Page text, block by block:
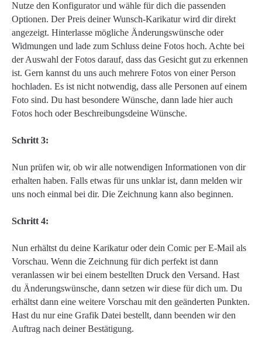
Nutze den Konfigurator und wähle für dich die passenden
Optionen. Der Preis deiner Wunsch-Karikatur wird dir direkt
angezeigt. Hinterlasse mögliche Änderungswünsche oder
Widmungen und lade zum Schluss deine Fotos hoch. Achte bei
der Auswahl der Fotos darauf, dass das Gesicht gut zu erkennen
ist. Gern kannst du uns auch mehrere Fotos von einer Person
hochladen. Es ist nicht notwendig, dass alle Personen auf einem
Foto sind. Du hast besondere Wünsche, dann lade hier auch
Fotos hoch oder Beschreibungsdeine Wünsche.
Schritt 3:
Nun prüfen wir, ob wir alle notwendigen Informationen von dir
erhalten haben. Falls etwas für uns unklar ist, dann melden wir
uns noch einmal bei dir. Die Zeichnung kann also beginnen.
Schritt 4:
Nun erhältst du deine Karikatur oder dein Comic per E-Mail als
Vorschau. Wenn die Zeichnung für dich perfekt ist dann
veranlassen wir bei einem bestellten Druck den Versand. Hast
du Änderungswünsche, dann setzen wir diese für dich um. Du
erhältst dann eine weitere Vorschau mit den geänderten Punkten.
Hast du nur eine Grafik Datei bestellt, dann beenden wir den
Auftrag nach deiner Bestätigung.